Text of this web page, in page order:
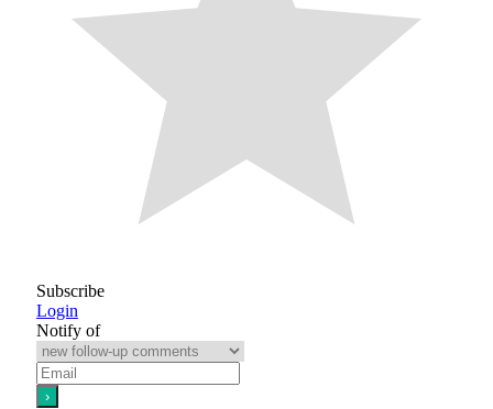
Subscribe
Login
Notify of